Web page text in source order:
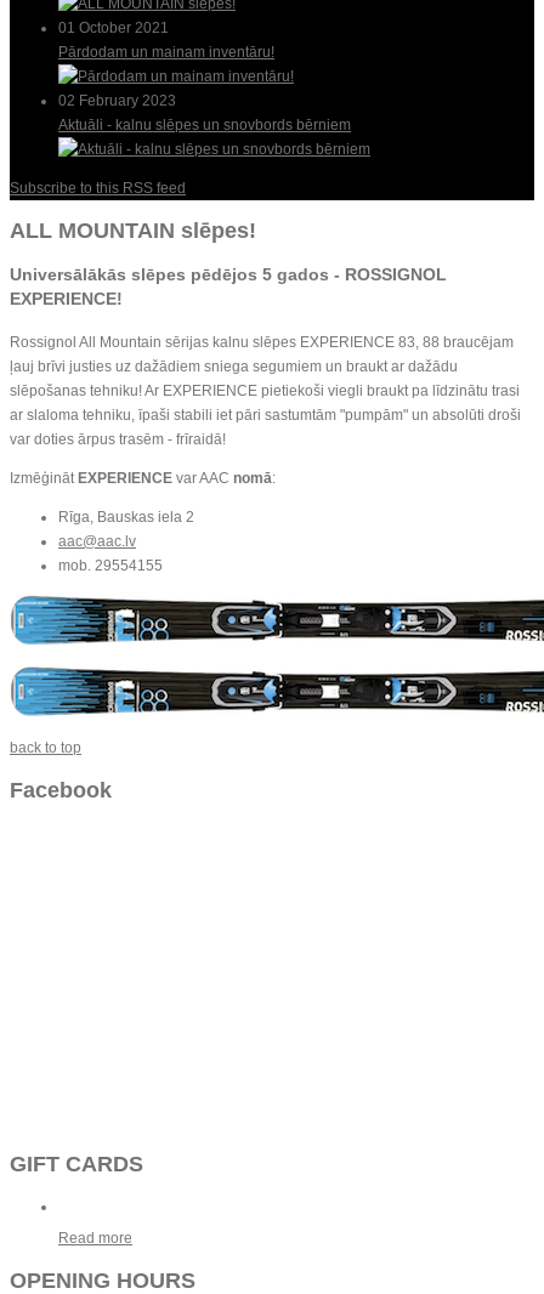
01 October 2021
Pārdodam un mainam inventāru!
02 February 2023
Aktuāli - kalnu slēpes un snovbords bērniem
Subscribe to this RSS feed
ALL MOUNTAIN slēpes!
Universālākās slēpes pēdējos 5 gados - ROSSIGNOL
EXPERIENCE!
Rossignol All Mountain sērijas kalnu slēpes EXPERIENCE 83, 88 braucējam
ļauj brīvi justies uz dažādiem sniega segumiem un braukt ar dažādu
slēpošanas tehniku! Ar EXPERIENCE pietiekoši viegli braukt pa līdzinātu trasi
ar slaloma tehniku, īpaši stabili iet pāri sastumtām "pumpām" un absolūti droši
var doties ārpus trasēm - frīraidā!
Izmēģināt EXPERIENCE var AAC nomā:
Rīga, Bauskas iela 2
aac@aac.lv
mob. 29554155
back to top
Facebook
GIFT CARDS
Read more
OPENING HOURS